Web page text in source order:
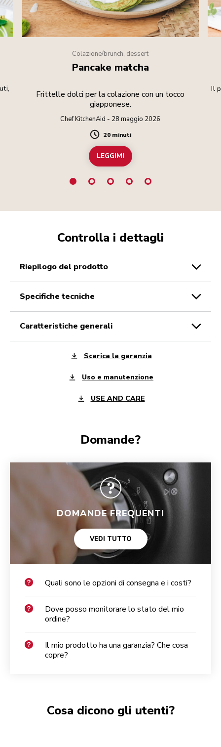
Colazione/brunch, dessert
Pancake matcha
Frittelle dolci per la colazione con un tocco
giapponese.
Chef KitchenAid - 28 maggio 2026
Duration
20 minuti
LEGGIMI
Il
Controlla i dettagli
riepilogo del prodotto
specifiche tecniche
caratteristiche generali
Scarica la garanzia
Uso e manutenzione
USE AND CARE
Domande?
DOMANDE FREQUENTI
VEDI TUTTO
Quali sono le opzioni di consegna e i costi?
Dove posso monitorare lo stato del mio
ordine?
Il mio prodotto ha una garanzia? Che cosa
copre?
Cosa dicono gli utenti?